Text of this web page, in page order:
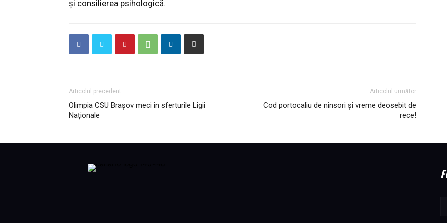
și consilierea psihologică.
Articolul precedent
Olimpia CSU Brașov meci in sferturile Ligii
Naționale
Articolul următor
Cod portocaliu de ninsori și vreme deosebit de
rece!